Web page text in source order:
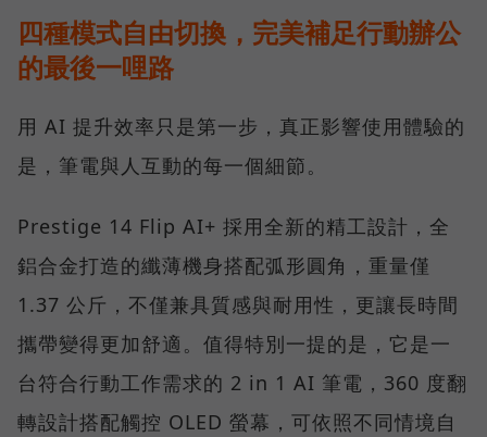
四種模式自由切換，完美補足行動辦公
的最後一哩路
用 AI 提升效率只是第一步，真正影響使用體驗的
是，筆電與人互動的每一個細節。
Prestige 14 Flip AI+ 採用全新的精工設計，全
鋁合金打造的纖薄機身搭配弧形圓角，重量僅
1.37 公斤，不僅兼具質感與耐用性，更讓長時間
攜帶變得更加舒適。值得特別一提的是，它是一
台符合行動工作需求的 2 in 1 AI 筆電，360 度翻
轉設計搭配觸控 OLED 螢幕，可依照不同情境自